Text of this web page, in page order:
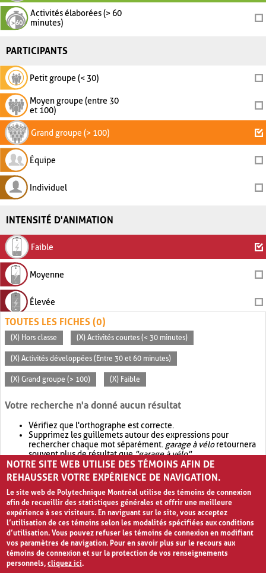
Activités élaborées (> 60
minutes)
PARTICIPANTS
Petit groupe (< 30)
Moyen groupe (entre 30
et 100)
Grand groupe (> 100)
Équipe
Individuel
INTENSITÉ D'ANIMATION
Faible
Moyenne
Élevée
TOUTES LES FICHES (0)
(X) Hors classe (X) Activités courtes (< 30 minutes)
(X) Activités développées (Entre 30 et 60 minutes)
(X) Grand groupe (> 100) (X) Faible
Votre recherche n'a donné aucun résultat
Vérifiez que l'orthographe est correcte.
Supprimez les guillemets autour des expressions pour
rechercher chaque mot séparément. garage à véloretournera
souvent plus de résultat que"garage à vélo".
Envisagez d'élargir votre recherche avec OR.garage OR vélo
retournera souvent plus de résultat quegarage à vélo
NOTRE SITE WEB UTILISE DES TÉMOINS AFIN DE
REHAUSSER VOTRE EXPÉRIENCE DE NAVIGATION.
Le site web de Polytechnique Montréal utilise des témoins de connexion
afin de recueillir des statistiques générales et offrir une meilleure
expérience à ses visiteurs. En naviguant sur le site, vous acceptez
l’utilisation de ces témoins selon les modalités spécifiées aux conditions
d’utilisation. Vous pouvez refuser les témoins de connexion en modifiant
vos paramètres de navigation. Pour en savoir plus sur le recours aux
témoins de connexion et sur la protection de vos renseignements
personnels,cliquez ici.